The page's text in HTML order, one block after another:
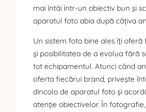
mai întâi într-un obiectiv bun și
aparatul foto abia după câțiva
Un sistem foto bine ales îți oferă
și posibilitatea de a evolua fără
tot echipamentul. Atunci când
oferta fiecărui brand, privește
dincolo de aparatul foto și
atenție obiectivelor. În